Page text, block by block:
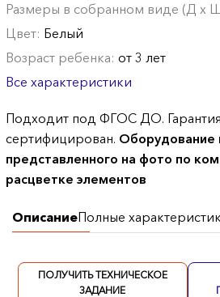
Размеры в собранном виде (Д х
Цвет: Белый
Возраст ребенка:от 3 лет
Все характеристики
Подходит под ФГОС ДО.
сертифицирован. Оборудование
представленного на фото по
расцветке элементов
ОписаниеПолные
ПОЛУЧИТЬ ТЕХНИЧЕСКОЕ
ЗАДАНИЕ